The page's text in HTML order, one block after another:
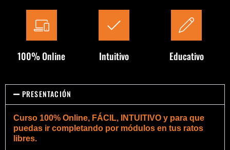
100% Online Intuitivo Educativo
PRESENTACIÓN
Curso 100% Online, FÁCIL, INTUITIVO y para que
puedas ir completando por módulos en tus ratos
libres.